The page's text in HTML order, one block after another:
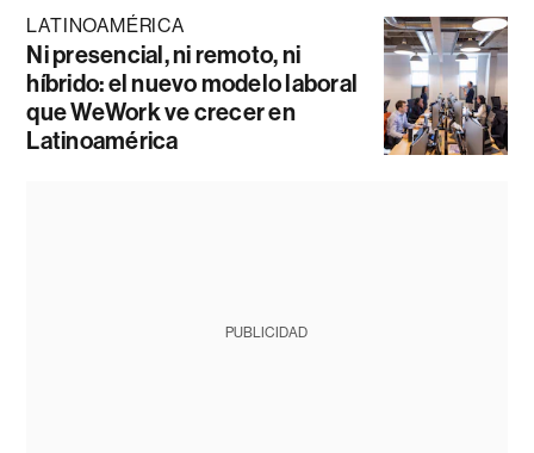
LATINOAMÉRICA
Ni presencial, ni remoto, ni
híbrido: el nuevo modelo laboral
que WeWork ve crecer en
Latinoamérica
PUBLICIDAD